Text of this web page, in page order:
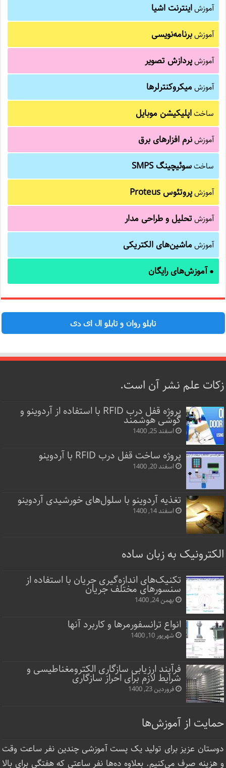
آموزشاینترنت اشیا
آموزشبرنامه‌نویسی
آموزشپردازش تصویر
آموزشمیکروکنترلرها
ساختاپلیکیشن موبایل
آموزشنرم افزارهای برق
ساختسوئیچینگ SMPS
آموزشپروتئوس Proteus
آموزشتحلیل و طراحی مدار
آموزشماشین‌های الکتریکی
●آموزش‌های رایگان
تابلو روان و تابلو ال ای دی
زکات علم نشر آن است.
پروژه قفل‌ درب RFID با استفاده از آردوینو و
گوشی هوشمند
اسفند 25, 1400
پروژه ساخت قفل‌ درب RFID با آردوینو
اسفند 20, 1400
تغذیه آردوینو با سلول‌های خورشیدی آردوینو
اسفند 14, 1400
الکترونیک به زبان ساده
تکنیک‌های اندازه‌گیری جریان با استفاده از
سنسورهای مختلف جریان
بهمن 24, 1400
انواع ترانسفورمرها و کاربرد آنها
شهریور 10, 1400
فرآیند ارزیابی سازگاری الکترومغناطیسی و
شرایط لازم برای احراز سازگاری
فروردین 23, 1400
حمایت از آموزش‌ها
دوستان عزیز برای تولید یک پست آموزشی چندین نفر ساعت‌ وقت
و هزینه صرف می‌کنیم. بعلاوه ده‌ها نفر ساعتی که هفتگی برای بالا